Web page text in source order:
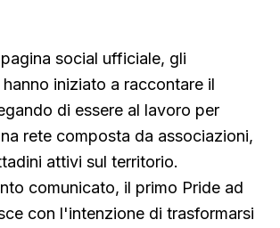
social ufficiale, gli
iniziato a raccontare il
di essere al lavoro per
rete composta da associazioni,
attivi sul territorio.
comunicato, il primo Pride ad
con l'intenzione di trasformarsi